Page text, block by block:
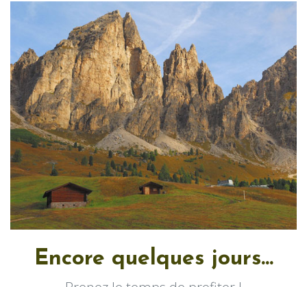
Encore quelques jours...